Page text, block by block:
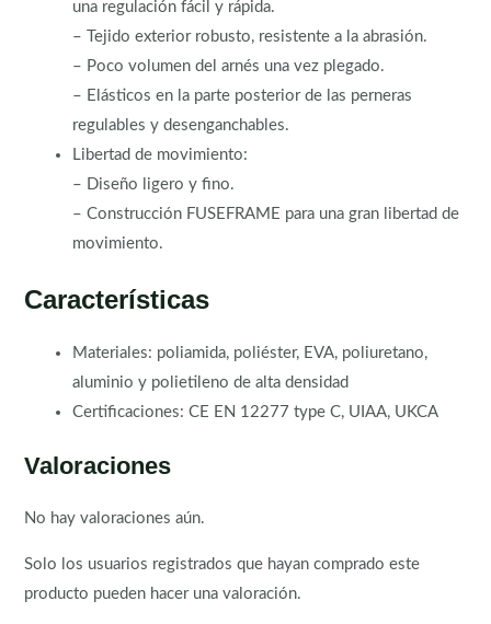
una regulación fácil y rápida.
– Tejido exterior robusto, resistente a la abrasión.
– Poco volumen del arnés una vez plegado.
– Elásticos en la parte posterior de las perneras
regulables y desenganchables.
Libertad de movimiento:
– Diseño ligero y fino.
– Construcción FUSEFRAME para una gran libertad de
movimiento.
Características
Materiales: poliamida, poliéster, EVA, poliuretano,
aluminio y polietileno de alta densidad
Certificaciones: CE EN 12277 type C, UIAA, UKCA
Valoraciones
No hay valoraciones aún.
Solo los usuarios registrados que hayan comprado este
producto pueden hacer una valoración.